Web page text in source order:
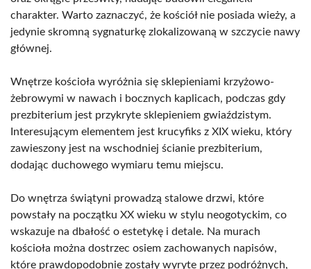
charakter. Warto zaznaczyć, że kościół nie posiada wieży, a
jedynie skromną sygnaturkę zlokalizowaną w szczycie nawy
głównej.
Wnętrze kościoła wyróżnia się sklepieniami krzyżowo-
żebrowymi w nawach i bocznych kaplicach, podczas gdy
prezbiterium jest przykryte sklepieniem gwiaździstym.
Interesującym elementem jest krucyfiks z XIX wieku, który
zawieszony jest na wschodniej ścianie prezbiterium,
dodając duchowego wymiaru temu miejscu.
Do wnętrza świątyni prowadzą stalowe drzwi, które
powstały na początku XX wieku w stylu neogotyckim, co
wskazuje na dbałość o estetykę i detale. Na murach
kościoła można dostrzec osiem zachowanych napisów,
które prawdopodobnie zostały wyryte przez podróżnych,